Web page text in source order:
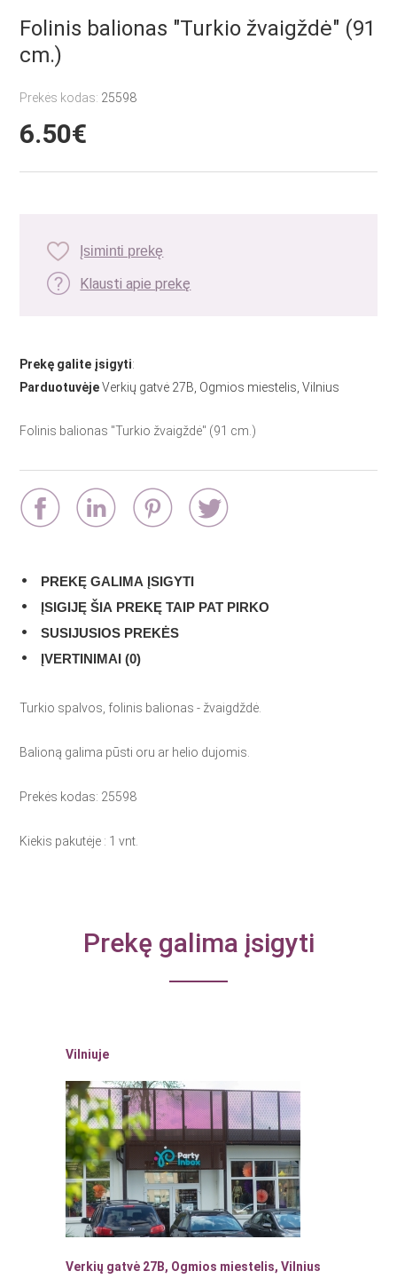
Folinis balionas "Turkio žvaigždė" (91
cm.)
Prekės kodas: 25598
6.50€
Įsiminti prekę
Klausti apie prekę
Prekę galite įsigyti:
ParduotuvėjeVerkių gatvė 27B, Ogmios miestelis, Vilnius
Folinis balionas "Turkio žvaigždė" (91 cm.)
PREKĘ GALIMA ĮSIGYTI
ĮSIGIJĘ ŠIA PREKĘ TAIP PAT PIRKO
SUSIJUSIOS PREKĖS
ĮVERTINIMAI (0)
Turkio spalvos, folinis balionas - žvaigdždė.
Balioną galima pūsti oru ar helio dujomis.
Prekės kodas: 25598
Kiekis pakutėje : 1 vnt.
Prekę galima įsigyti
Vilniuje
Verkių gatvė 27B, Ogmios miestelis, Vilnius